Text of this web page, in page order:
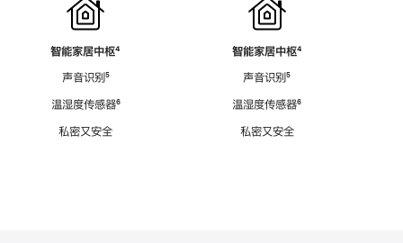
智能家居中枢脚
⁴
声音识别脚
⁵
温湿度传感器脚
⁶
私密又安全
智能家居中枢脚
⁴
声音识别脚
⁵
温湿度传感器脚
⁶
私密又安全